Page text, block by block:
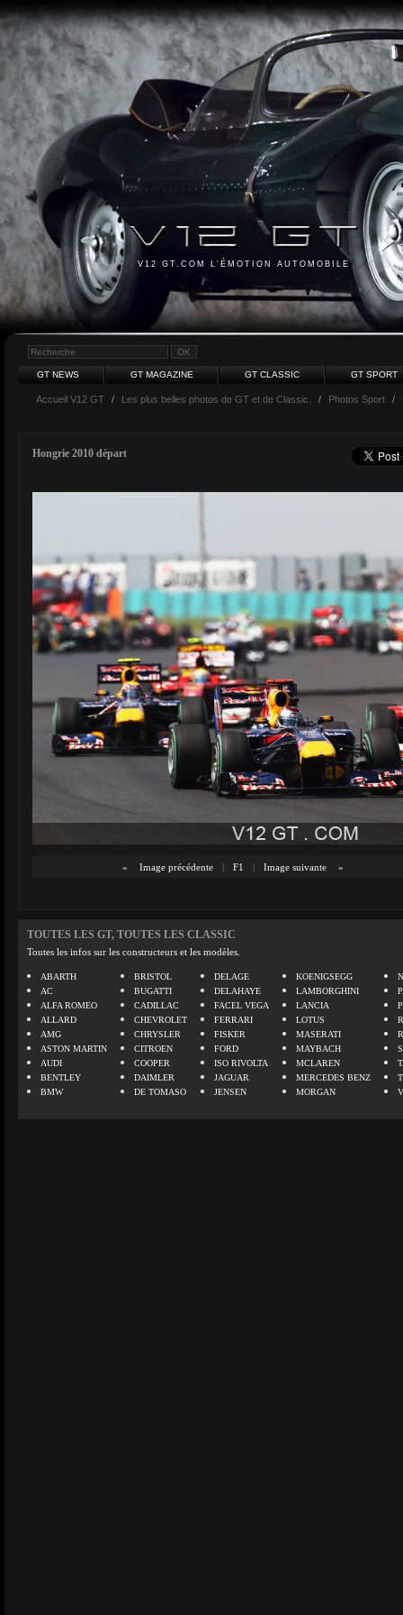
V12 GT.COM L'ÉMOTION AUTOMOBILE
GT NEWS GT MAGAZINE GT CLASSIC GT SPORT
Accueil V12 GT / Les plus belles photos de GT et de Classic. / Photos Sport /
Hongrie 2010 départ
« Image précédente | F1 | Image suivante »
TOUTES LES GT, TOUTES LES CLASSIC
Toutes les infos sur les constructeurs et les modèles.
ABARTH
AC
ALFA ROMEO
ALLARD
AMG
ASTON MARTIN
AUDI
BENTLEY
BMW
BRISTOL
BUGATTI
CADILLAC
CHEVROLET
CHRYSLER
CITROEN
COOPER
DAIMLER
DE TOMASO
DELAGE
DELAHAYE
FACEL VEGA
FERRARI
FISKER
FORD
ISO RIVOLTA
JAGUAR
JENSEN
KOENIGSEGG
LAMBORGHINI
LANCIA
LOTUS
MASERATI
MAYBACH
MCLAREN
MERCEDES BENZ
MORGAN